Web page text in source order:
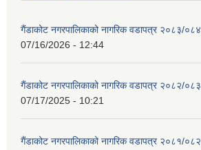
गैंडाकोट नगरपालिकाको नागरिक वडापत्र २०८३/०८४
07/16/2026 - 12:44
गैंडाकोट नगरपालिकाको नागरिक वडापत्र २०८२/०८३
07/17/2025 - 10:21
गैंडाकोट नगरपालिकाको नागरिक वडापत्र २०८१/०८२